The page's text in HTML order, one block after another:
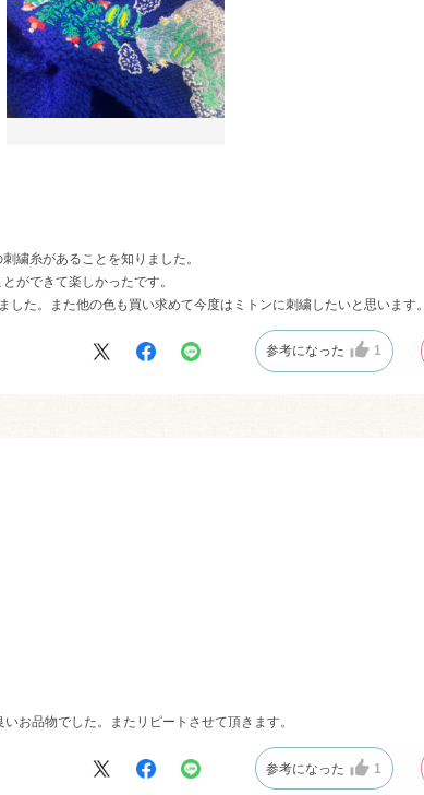
繍糸があることを知りました。
ができて楽しかったです。
た。また他の色も買い求めて今度はミトンに刺繍したいと思います。
参考になった 1
お品物でした。またリピートさせて頂きます。
参考になった 1